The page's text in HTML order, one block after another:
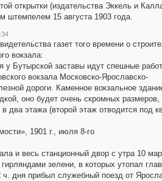
открытки (издательства Эккель и
штемпелем 15 августа 1903 года.
газет того времени о
вокзала:
у Бутырской заставы идут спешные
вокзала Московско-Ярославско-
дороги. Каменное вокзальное
оно будет очень скромных
два этажа (второй этаж отводится под
1901 г., июля 8-го
и весь станционный двор с утра 10
зелени, в которых утопал
дня прибыл служебный поезд от